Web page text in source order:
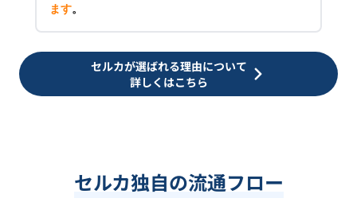
ます。
セルカが選ばれる理由について
詳しくはこちら
セルカ独自の流通フロー